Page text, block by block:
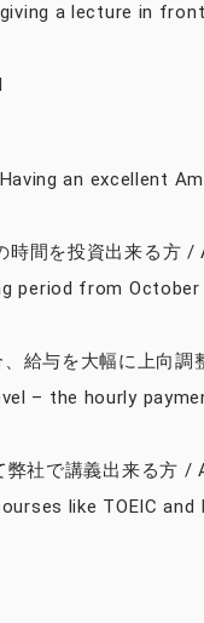
a lecture in
an excellent
時間を投資出来る方 /
period from
給与を大幅に上向調
– the hourly
弊社で講義出来る方 /
like TOEIC and